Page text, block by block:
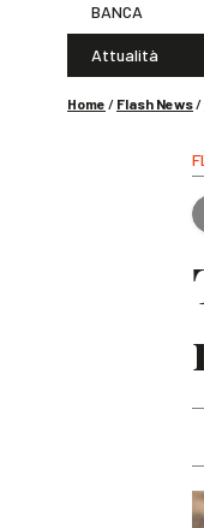
BANCA
Attualità
Home / Flash News/